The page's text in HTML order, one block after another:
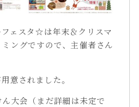
ェスタ☆は年末＆クリスマ
ングですので、主催者さん
意されました。
大会（まだ詳細は未定で